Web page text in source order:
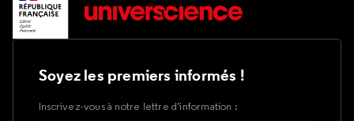
Soyez les premiers informés !
Inscrivez-vous à notre lettre d’information :